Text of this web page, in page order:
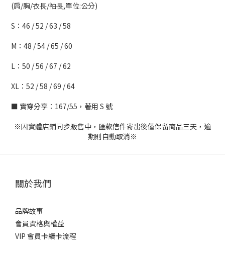
(肩/胸/衣⻑/袖⻑,單位:公分)
S：46 / 52 / 63 / 58
M：48 / 54 / 65 / 60
L：50 / 56 / 67 / 62
XL：52 / 58 / 69 / 64
■ 實穿分享：167/55，著用 S 號
※因實體店鋪同步販售中，匯款信件寄出後僅保留商品三天，逾
期則自動取消※
關於我們
品牌故事
會員資格與權益
VIP 會員卡續卡流程